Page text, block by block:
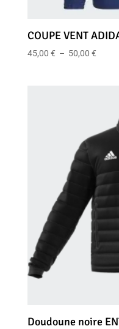
COUPE VENT
45,00 € – 50,00 €Plage
50,00 €
Doudoune noire